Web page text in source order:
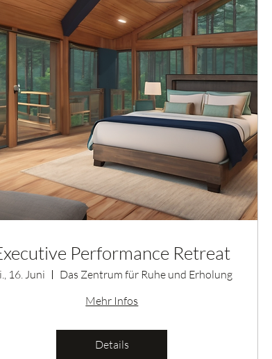
Performance Retreat
16. Juni
Das Zentrum für Ruhe und Erholung
Mehr Infos
Details